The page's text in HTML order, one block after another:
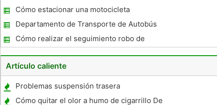
Aparcamiento
Cómo estacionar una motocicleta
Departamento de Transporte de Autobús
Escolar Reglamento Ruta
Cómo realizar el seguimiento robo de
automóviles
Artículo caliente
Problemas suspensión trasera
Cómo quitar el olor a humo de cigarrillo De